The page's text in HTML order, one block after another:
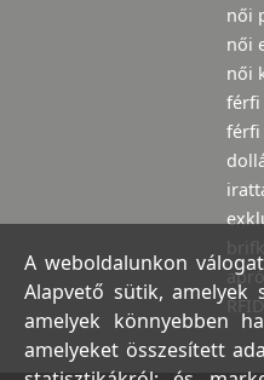
női
női
női
férfi
férfi
A weboldalunkon
Alapvető sütik, amelyek
amelyek könnyebben
amelyeket összesített